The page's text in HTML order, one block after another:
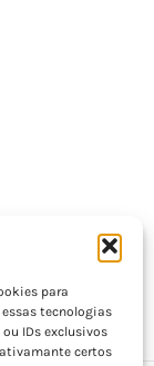
para
tecnologias
IDs exclusivos
certos